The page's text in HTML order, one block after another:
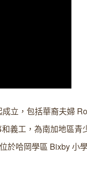
立，包括華裔夫婦
義工，為南加地區
哈岡學區 Bixby 小